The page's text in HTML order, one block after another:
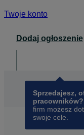
Twoje konto
Dodaj ogłoszenie
Sprzedajesz,
pracowników?
firm możesz
swoje cele.